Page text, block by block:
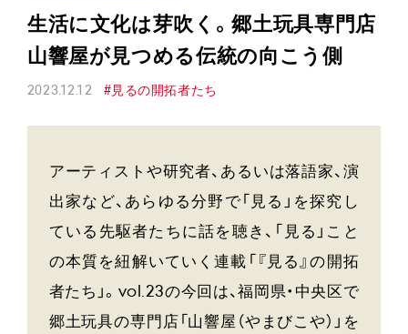
生活に文化は芽吹く。郷土玩具専門店
山響屋が見つめる伝統の向こう側
2023.12.12 #見るの開拓者たち
アーティストや研究者、あるいは落語家、演
出家など、あらゆる分野で「見る」を探究し
ている先駆者たちに話を聴き、「見る」こと
の本質を紐解いていく連載「『見る』の開拓
者たち」。vol.23の今回は、福岡県・中央区で
郷土玩具の専門店「山響屋（やまびこや）」を